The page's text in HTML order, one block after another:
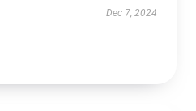
Dec 7, 2024